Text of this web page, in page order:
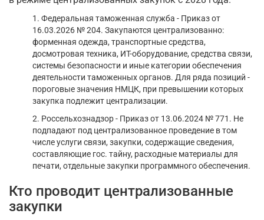
1. Федеральная таможенная служба - Приказ от
16.03.2026 № 204. Закупаются централизованно:
форменная одежда, транспортные средства,
досмотровая техника, ИТ-оборудование, средства связи,
системы безопасности и иные категории обеспечения
деятельности таможенных органов. Для ряда позиций -
пороговые значения НМЦК, при превышении которых
закупка подлежит централизации.
2. Россельхознадзор - Приказ от 13.06.2024 № 771. Не
подпадают под централизованное проведение в том
числе услуги связи, закупки, содержащие сведения,
составляющие гос. тайну, расходные материалы для
печати, отдельные закупки программного обеспечения.
Кто проводит централизованные
закупки